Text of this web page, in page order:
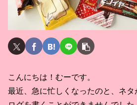
こんにちは！むーです。
最近、急に忙しくなったのと、ネ